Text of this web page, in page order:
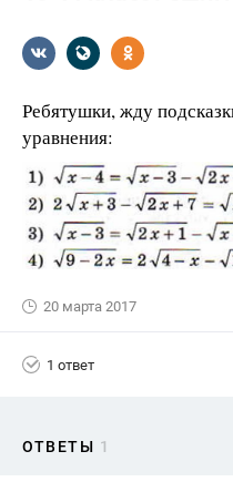
Ребятушки, жду
уравнения:
20 марта 2017
1 ответ
ОТВЕТЫ 1